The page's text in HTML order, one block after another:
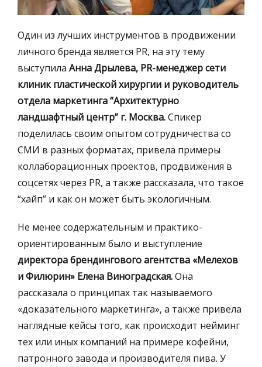
Один из лучших инструментов в продвижении
личного бренда является PR, на эту тему
выступила Анна Дрылева, PR-менеджер сети
клиник пластической хирургии и руководитель
отдела маркетинга “Архитектурно
ландшафтный центр” г. Москва.Спикер
поделилась своим опытом сотрудничества со
СМИ в разных форматах, привела примеры
коллаборационных проектов, продвижения в
соцсетях через PR, а также рассказала, что такое
“хайп” и как он может быть экологичным.
Не менее содержательным и практико-
ориентированным было и выступление
директора брендингового агентства «Мелехов
и Филюрин» Елена Виноградская.Она
рассказала о принципах так называемого
«доказательного маркетинга», а также привела
наглядные кейсы того, как происходит нейминг
тех или иных компаний на примере кофейни,
патронного завода и производителя пива. У